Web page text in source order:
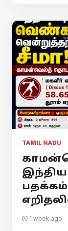
TAMIL NADU
பதக்கம்
1 week ago